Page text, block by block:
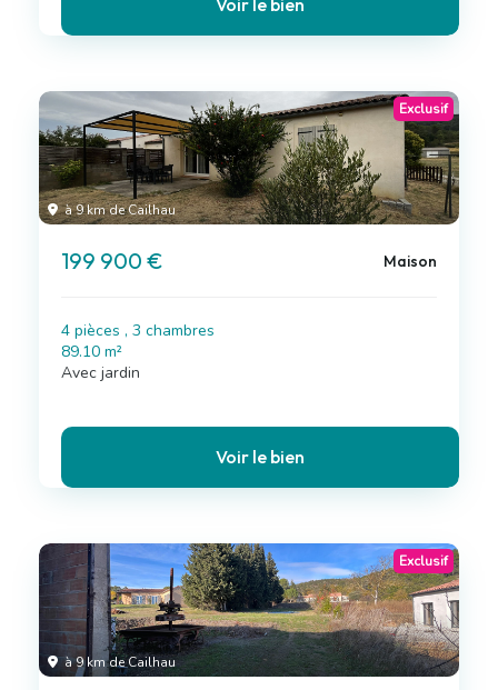
Voir le bien
à 9 km de Cailhau
Exclusif
199 900 € Maison
4 pièces , 3 chambres
89.10 m²
Avec jardin
Voir le bien
à 9 km de Cailhau
Exclusif